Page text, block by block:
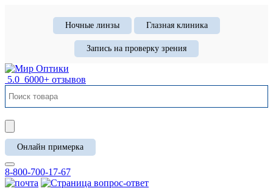
Ночные линзы Глазная клиника
Запись на проверку зрения
5.0 6000+ отзывов
Онлайн примерка
8-800-700-17-67